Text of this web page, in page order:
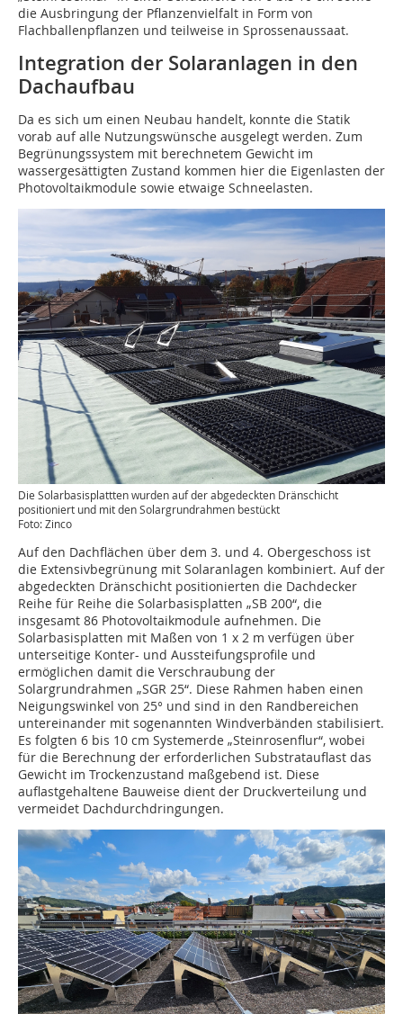
die Ausbringung der Pflanzenvielfalt in Form von
Flachballenpflanzen und teilweise in Sprossenaussaat.
Integration der Solaranlagen in den
Dachaufbau
Da es sich um einen Neubau handelt, konnte die Statik
vorab auf alle Nutzungswünsche ausgelegt werden. Zum
Begrünungssystem mit berechnetem Gewicht im
wassergesättigten Zustand kommen hier die Eigenlasten der
Photovoltaikmodule sowie etwaige Schneelasten.
Die Solarbasisplattten wurden auf der abgedeckten Dränschicht
positioniert und mit den Solargrundrahmen bestückt
Foto: Zinco
Auf den Dachflächen über dem 3. und 4. ­Obergeschoss ist
die Extensivbegrünung mit Solaranlagen kombiniert. Auf der
abgedeckten Dränschicht positionierten die Dachdecker
Reihe für Reihe die Solarbasisplatten „SB 200“, die
insgesamt 86 Photovoltaikmodule aufnehmen. Die
Solarbasisplatten mit Maßen von 1 x 2 m verfügen über
unterseitige Konter- und Aussteifungsprofile und
ermöglichen damit die Verschraubung der
Solargrundrahmen „SGR 25“. Diese Rahmen haben einen
Neigungswinkel von 25° und sind in den Randbereichen
untereinander mit sogenannten Windverbänden stabilisiert.
Es folgten 6 bis 10 cm Systemerde „Steinrosenflur“, wobei
für die Berechnung der erforderlichen Substratauflast das
Gewicht im Trockenzustand maßgebend ist. Diese
auflastgehaltene Bauweise dient der Druckverteilung und
vermeidet Dachdurchdringungen.